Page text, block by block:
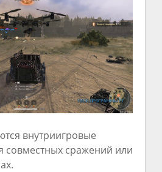
внутриигровые
совместных сражений или